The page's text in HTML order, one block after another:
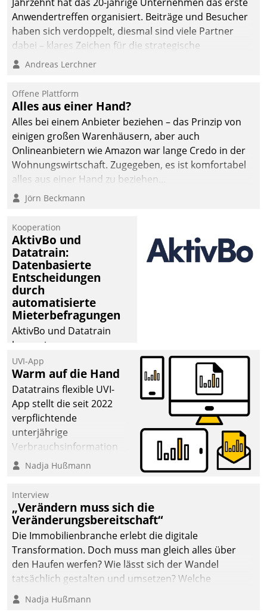
man auf
Cloudtechnologie,
bewährte und Startup-
agile Projektmethoden.
Anwendertreffen organisiert. Beiträge und Besucher
haben sich verdoppelt, diesmal sind viele Partner
dabei – klares Zeichen für die strategische
Fokussierung auf den Kunden.
Andreas Lerchner
Offene Plattform
Alles aus einer Hand?
Alles bei einem Anbieter beziehen – das Prinzip von
einigen großen Warenhäusern, aber auch
Onlineanbietern wie Amazon war lange Credo in der
Wohnungswirtschaft. Zugegeben, es ist komfortabel
alles aus einer Hand zu beziehen...
Jörn Beckmann
Kooperation
AktivBo und
Datatrain:
Datenbasierte
Entscheidungen
durch
automatisierte
Mieterbefragungen
AktivBo und Datatrain
kooperieren –
Immobilienunternehmen
profitieren: Die nahtlose
Integration der Lösungen
von AktivBo und
Datatrain ermöglicht
automatisiert ausgelöste,
zielgerichtete
Mieterbefragungen – eine
starke Grundlage für
intelligente,
datengestützte
Entscheidungen.
UVI-App
Warm auf die Hand
Datatrains flexible UVI-
App stellt die seit 2022
verpflichtende
unterjährige
Verbrauchsinformation
schnell, zuverlässig und
Die monatlichen
Mitteilungen zum
Heizungs- und
Wasserverbrauch gehen
automatisiert, vollständig
und auf Wunsch über
mehrere zuvor
Kommunikationswege bei
Nadja Hußmann
Interview
„Verändern muss sich die
Veränderungsbereitschaft“
Die Immobilienbranche erlebt die digitale
Transformation. Doch muss man gleich alles über
den Haufen werfen? Wie lässt sich der Wandel
tatsächlich gestalten und umsetzen? Welche
Argumente zählen wirklich?
Nadja Hußmann